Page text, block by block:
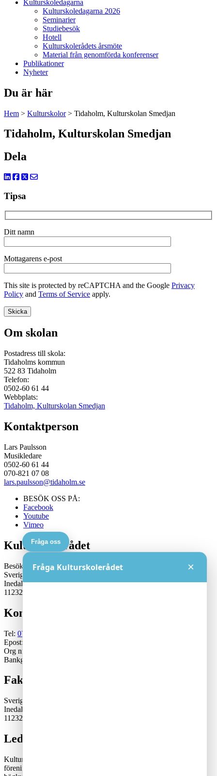
Kulturskoledagarna
Kulturskoledagarna 2026
Seminarier
Studiebesök
Hotell
Kulturskolerådets årsmöte
Material från genomförda konferenser
Publikationer
Nyheter
Du är här
Hem > Kulturskolor> Tidaholm, Kulturskolan Smedjan
Tidaholm, Kulturskolan Smedjan
Dela
Tipsa
Ditt namn
Mottagarens e-post
This site is protected by reCAPTCHA and the Google Privacy
Policy and Terms of Service apply.
Om skolan
Postadress till skola:
Tidaholms kommun
522 83 Tidaholm
Telefon:
0502-60 61 44
Webbplats:
Tidaholm, Kulturskolan Smedjan
Kontaktperson
Lars Paulsson
Musikledare
0502-60 61 44
070-821 07 08
lars.paulsson@tidaholm.se
BESÖK OSS PÅ:
Facebook
Youtube
Vimeo
Kulturskolerådet
Besöksadress:
Sveriges Kulturskoleråd
Inedalsgatan 15
11232 Stockholm
Kontakt
Tel: 070-671 79 46
Epost:
Org nr: 802402-2561
Bankgiro:5553-1339
Fakturaadress
Sveriges Kulturskoleråd
Inedalsgatan 15
11232 Stockholm
Lediga tjänster
Kulturskolerådet är en ideell, partipolitiskt och fackligt obunden
förening där kommuner samverkar för en tillgänglig och
Fråga oss
Fråga Kulturskolerådet ×